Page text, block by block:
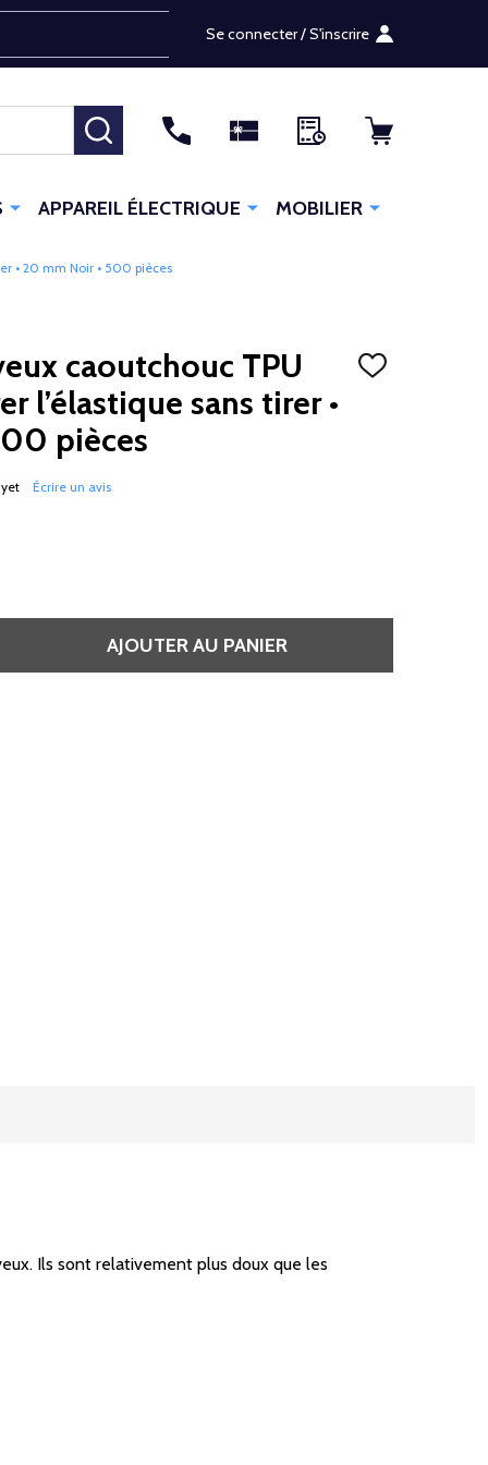
Se connecter / S'inscrire
RECHERCHER
APPAREIL ÉLECTRIQUE MOBILIER
• 20 mm Noir • 500 pièces
caoutchouc TPU
l’élastique sans tirer •
pièces
AJOUTER
Écrire un avis
AJOUTER AU PANIER
Ils sont relativement plus doux que les